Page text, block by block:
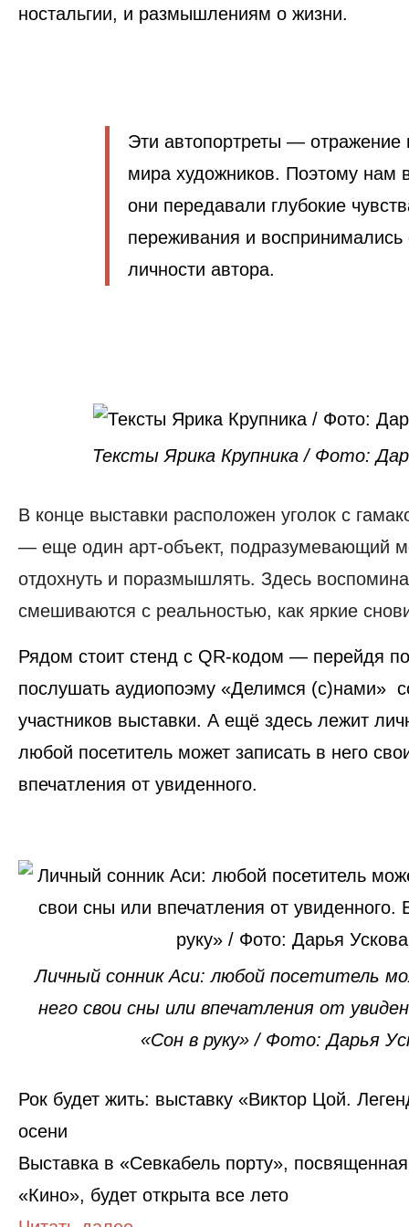
ностальгии, и размышлениям о жизни.
Эти автопортреты — отражение
мира художников. Поэтому нам
они передавали глубокие
переживания и воспринимались
личности автора.
Тексты Ярика Крупника / Фото:
В конце выставки расположен уголок с
— еще один арт-объект, подразумевающий
отдохнуть и поразмышлять. Здесь
смешиваются с реальностью, как яркие
Рядом стоит стенд с QR-кодом — перейдя
послушать аудиопоэму «Делимся (с)нами»
участников выставки. А ещё здесь лежит
любой посетитель может записать в него
впечатления от увиденного.
Личный сонник Аси: любой посетитель
него свои сны или впечатления от
«Сон в руку» / Фото: Дарья
Рок будет жить: выставку «‎Виктор Цой.
осени
Выставка в «‎Севкабель порту»‎,
«‎Кино»‎, будет открыта все лето